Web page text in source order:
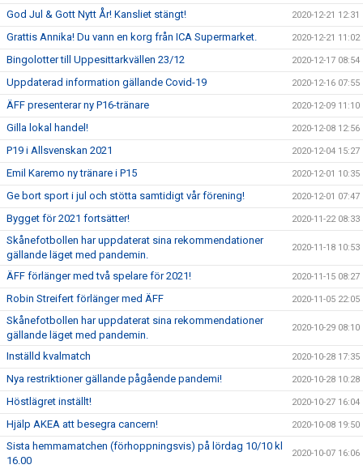
God Jul & Gott Nytt År! Kansliet stängt! 2020-12-21 12:31
Grattis Annika! Du vann en korg från ICA Supermarket. 2020-12-21 11:02
Bingolotter till Uppesittarkvällen 23/12 2020-12-17 08:54
Uppdaterad information gällande Covid-19 2020-12-16 07:55
ÄFF presenterar ny P16-tränare 2020-12-09 11:10
Gilla lokal handel! 2020-12-08 12:56
P19 i Allsvenskan 2021 2020-12-04 15:27
Emil Karemo ny tränare i P15 2020-12-01 10:35
Ge bort sport i jul och stötta samtidigt vår förening! 2020-12-01 07:47
Bygget för 2021 fortsätter! 2020-11-22 08:33
Skånefotbollen har uppdaterat sina rekommendationer
gällande läget med pandemin.
2020-11-18 10:53
ÄFF förlänger med två spelare för 2021! 2020-11-15 08:27
Robin Streifert förlänger med ÄFF 2020-11-05 22:05
Skånefotbollen har uppdaterat sina rekommendationer
gällande läget med pandemin.
2020-10-29 08:10
Inställd kvalmatch 2020-10-28 17:35
Nya restriktioner gällande pågående pandemi! 2020-10-28 10:28
Höstlägret inställt! 2020-10-27 16:04
Hjälp AKEA att besegra cancern! 2020-10-08 19:50
Sista hemmamatchen (förhoppningsvis) på lördag 10/10 kl
16.00
2020-10-07 16:06